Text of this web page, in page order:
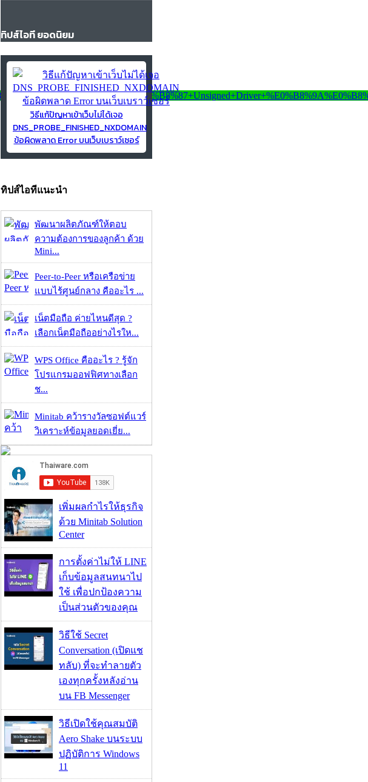
ทิปส์ไอที ยอดนิยม
วิธีแก้ปัญหาเข้าเว็บไม่ได้เจอ
DNS_PROBE_FINISHED_NXDOMAIN
ข้อผิดพลาด Error บนเว็บเบราว์เซอร์
ทิปส์ไอทีแนะนำ
พัฒนาผลิตภัณฑ์ให้ตอบ
ความต้องการของลูกค้า ด้วย
Mini...
Peer-to-Peer หรือเครือข่าย
แบบไร้ศูนย์กลาง คืออะไร ...
เน็ตมือถือ ค่ายไหนดีสุด ?
เลือกเน็ตมือถืออย่างไรให...
WPS Office คืออะไร ? รู้จัก
โปรแกรมออฟฟิศทางเลือก
ช...
Minitab คว้ารางวัลซอฟต์แวร์
วิเคราะห์ข้อมูลยอดเยี่ย...
เพิ่มผลกำไรให้ธุรกิจ
ด้วย Minitab Solution
Center
การตั้งค่าไม่ให้ LINE
เก็บข้อมูลสนทนาไป
ใช้ เพื่อปกป้องความ
เป็นส่วนตัวของคุณ
วิธีใช้ Secret
Conversation (เปิดแช
ทลับ) ที่จะทำลายตัว
เองทุกครั้งหลังอ่าน
บน FB Messenger
วิธีเปิดใช้คุณสมบัติ
Aero Shake บนระบบ
ปฏิบัติการ Windows
11